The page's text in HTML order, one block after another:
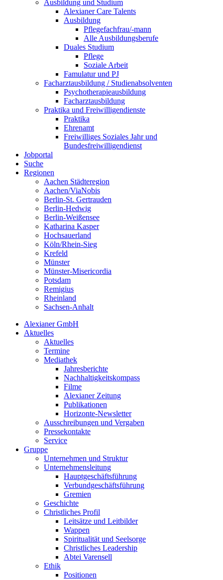
Ausbildung und Studium
Alexianer Care Talents
Ausbildung
Pflegefachfrau/-mann
Alle Ausbildungsberufe
Duales Studium
Pflege
Soziale Arbeit
Famulatur und PJ
Facharztausbildung / Studienabsolventen
Psychotherapieausbildung
Facharztausbildung
Praktika und Freiwilligendienste
Praktika
Ehrenamt
Freiwilliges Soziales Jahr und
Bundesfreiwilligendienst
Jobportal
Suche
Regionen
Aachen Städteregion
Aachen/ViaNobis
Berlin-St. Gertrauden
Berlin-Hedwig
Berlin-Weißensee
Katharina Kasper
Hochsauerland
Köln/Rhein-Sieg
Krefeld
Münster
Münster-Misericordia
Potsdam
Remigius
Rheinland
Sachsen-Anhalt
Alexianer GmbH
Aktuelles
Aktuelles
Termine
Mediathek
Jahresberichte
Nachhaltigkeitskompass
Filme
Alexianer Zeitung
Publikationen
Horizonte-Newsletter
Ausschreibungen und Vergaben
Pressekontakte
Service
Gruppe
Unternehmen und Struktur
Unternehmensleitung
Hauptgeschäftsführung
Verbundgeschäftsführung
Gremien
Geschichte
Christliches Profil
Leitsätze und Leitbilder
Wappen
Spiritualität und Seelsorge
Christliches Leadership
Abtei Varensell
Ethik
Positionen